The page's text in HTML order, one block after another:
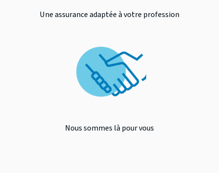
Une assurance adaptée à votre profession
Nous sommes là pour vous